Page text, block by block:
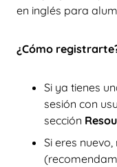
en inglés para
¿Cómo
Si ya tienes
sesión con
sección
Si eres